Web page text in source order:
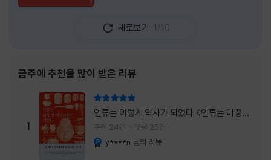
넘어가 있었다. 소설을 읽으면서 잘 만든 단편
애니메이션 여러 편을 차례로 보는 기분이 들었
선명하게 그려졌고, 한 편이 끝날 때마다 질문
이 뒤따라왔다. 감출 수 없는 세계는 더 다정할
까 「등껍질」의 세계에서 사람들은 저마다 다른
등껍질을 달고 살아간다. 몸의 일부이면서 한
사람을 표현하는 수단
새로보기 1/10
금주에 추천을 많이 받은 리뷰
1
인류는 이렇게 역사가 되었다 <인류는 어떻게
역사가 되었나>
추천 24건 댓글 25건
y****n 님의 리뷰